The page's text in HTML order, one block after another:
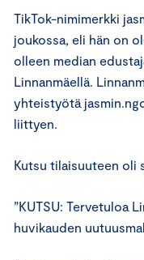
TikTok-nimimerkki
joukossa, eli hän on
olleen median
Linnanmäellä.
yhteistyötä
liittyen.
Kutsu tilaisuuteen oli
”KUTSU: Tervetuloa
huvikauden